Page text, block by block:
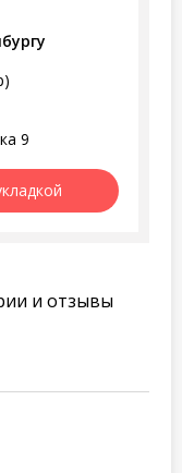
9
и отзывы